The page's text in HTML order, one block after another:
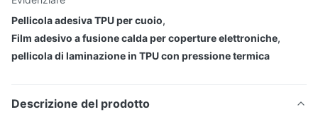
Pellicola adesiva TPU per cuoio,
Film adesivo a fusione calda per coperture elettroniche,
pellicola di laminazione in TPU con pressione termica
Descrizione del prodotto